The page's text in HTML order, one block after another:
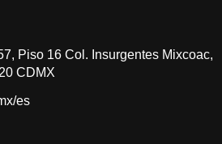
Piso 16 Col. Insurgentes Mixcoac,
CDMX
es